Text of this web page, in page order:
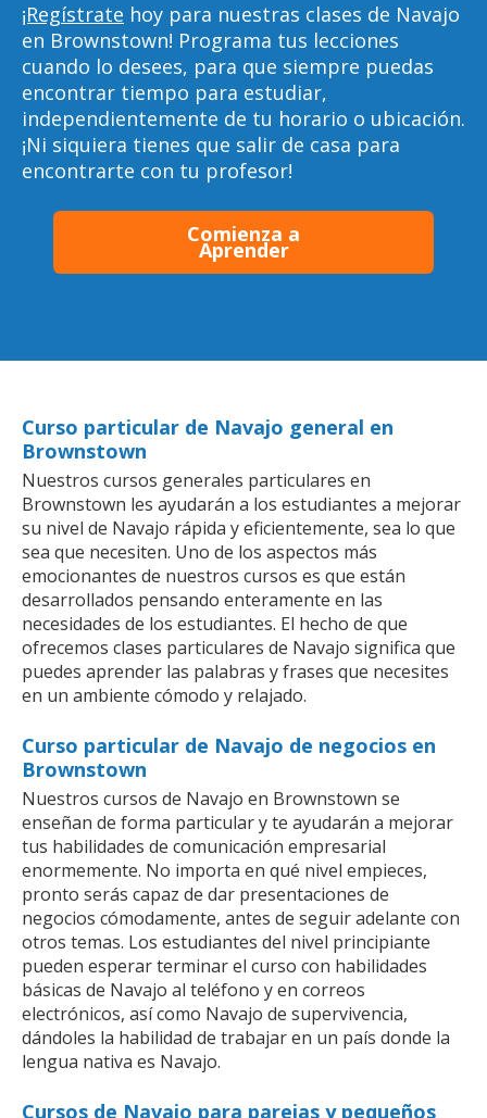
¡Regístrate hoy para nuestras clases de Navajo
en Brownstown! Programa tus lecciones
cuando lo desees, para que siempre puedas
encontrar tiempo para estudiar,
independientemente de tu horario o ubicación.
¡Ni siquiera tienes que salir de casa para
encontrarte con tu profesor!
Comienza a
Aprender
Curso particular de Navajo general en
Brownstown
Nuestros cursos generales particulares en
Brownstown les ayudarán a los estudiantes a mejorar
su nivel de Navajo rápida y eficientemente, sea lo que
sea que necesiten. Uno de los aspectos más
emocionantes de nuestros cursos es que están
desarrollados pensando enteramente en las
necesidades de los estudiantes. El hecho de que
ofrecemos clases particulares de Navajo significa que
puedes aprender las palabras y frases que necesites
en un ambiente cómodo y relajado.
Curso particular de Navajo de negocios en
Brownstown
Nuestros cursos de Navajo en Brownstown se
enseñan de forma particular y te ayudarán a mejorar
tus habilidades de comunicación empresarial
enormemente. No importa en qué nivel empieces,
pronto serás capaz de dar presentaciones de
negocios cómodamente, antes de seguir adelante con
otros temas. Los estudiantes del nivel principiante
pueden esperar terminar el curso con habilidades
básicas de Navajo al teléfono y en correos
electrónicos, así como Navajo de supervivencia,
dándoles la habilidad de trabajar en un país donde la
lengua nativa es Navajo.
Cursos de Navajo para parejas y pequeños